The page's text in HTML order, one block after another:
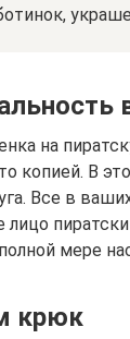
на
копией. В
Все в
лицо
мере
крюк